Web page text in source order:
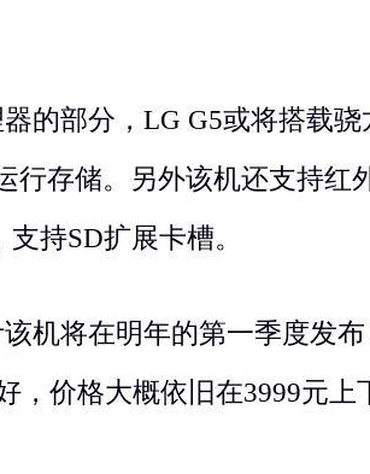
的部分，LG G5或将搭载
行存储。另外该机还支持红
支持SD扩展卡槽。
机将在明年的第一季度发
，价格大概依旧在3999元上